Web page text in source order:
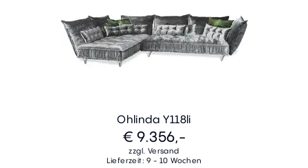
Ohlinda Y118li
€ 9.356,-
zzgl. Versand
Lieferzeit: 9 - 10 Wochen